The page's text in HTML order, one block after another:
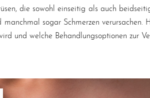
die sowohl einseitig als auch
sogar Schmerzen verursachen.
und welche Behandlungsoptionen zur